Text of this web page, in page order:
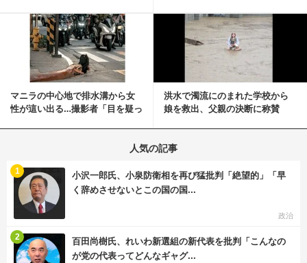
マニラの中心地で排水溝から女
性が這い出る…撮影者「目を疑っ
洪水で濁流にのまれた学校から
娘を救出、父親の決断に称賛
記事を読む
人気の記事
小沢一郎氏、小泉防衛相を再び猛批判「絶望的」「早
く辞めさせないとこの国の国...
政治
1
百田尚樹氏、れいわ新選組の新代表を批判「こんなの
が党の代表ってどんなギャグ...
2